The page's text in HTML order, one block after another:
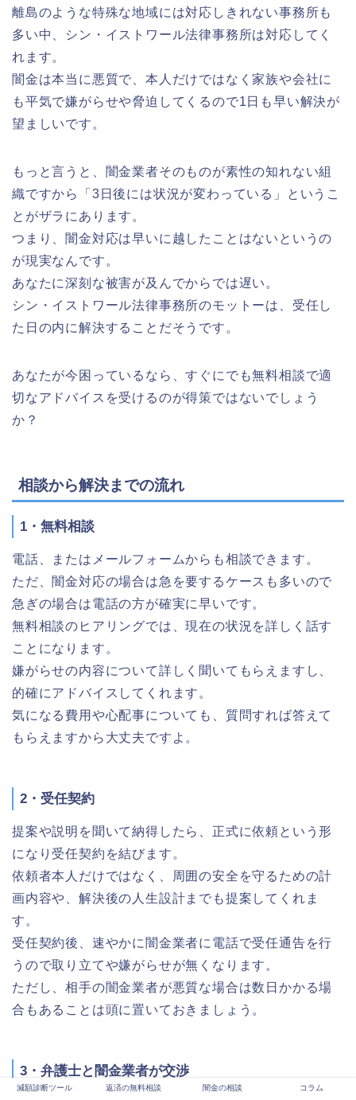
離島のような特殊な地域には対応しきれない事務所も
多い中、シン・イストワール法律事務所は対応してく
れます。
闇金は本当に悪質で、本人だけではなく家族や会社に
も平気で嫌がらせや脅迫してくるので1日も早い解決が
望ましいです。
もっと言うと、闇金業者そのものが素性の知れない組
織ですから「3日後には状況が変わっている」というこ
とがザラにあります。
つまり、闇金対応は早いに越したことはないというの
が現実なんです。
あなたに深刻な被害が及んでからでは遅い。
シン・イストワール法律事務所のモットーは、受任し
た日の内に解決することだそうです。
あなたが今困っているなら、すぐにでも無料相談で適
切なアドバイスを受けるのが得策ではないでしょう
か？
相談から解決までの流れ
1・無料相談
電話、またはメールフォームからも相談できます。
ただ、闇金対応の場合は急を要するケースも多いので
急ぎの場合は電話の方が確実に早いです。
無料相談のヒアリングでは、現在の状況を詳しく話す
ことになります。
嫌がらせの内容について詳しく聞いてもらえますし、
的確にアドバイスしてくれます。
気になる費用や心配事についても、質問すれば答えて
もらえますから大丈夫ですよ。
2・受任契約
提案や説明を聞いて納得したら、正式に依頼という形
になり受任契約を結びます。
依頼者本人だけではなく、周囲の安全を守るための計
画内容や、解決後の人生設計までも提案してくれま
す。
受任契約後、速やかに闇金業者に電話で受任通告を行
うので取り立てや嫌がらせが無くなります。
ただし、相手の闇金業者が悪質な場合は数日かかる場
合もあることは頭に置いておきましょう。
3・弁護士と闇金業者が交渉
減額診断ツール 返済の無料相談 闇金の相談 コラム